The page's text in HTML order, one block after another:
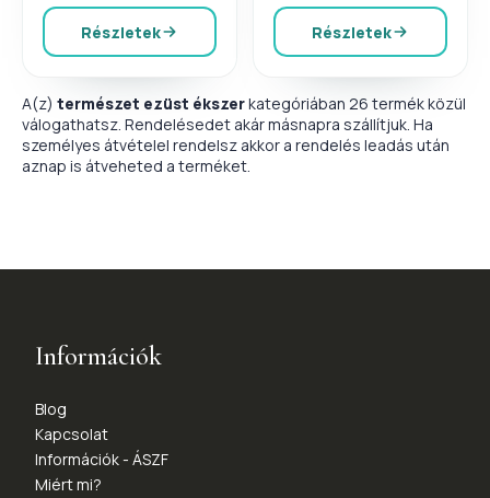
Részletek Részletek
A(z) természet ezüst ékszerkategóriában 26 termék közül
válogathatsz. Rendelésedet akár másnapra szállítjuk. Ha
személyes átvételel rendelsz akkor a rendelés leadás után
aznap is átveheted a terméket.
Információk
Blog
Kapcsolat
Információk - ÁSZF
Miért mi?